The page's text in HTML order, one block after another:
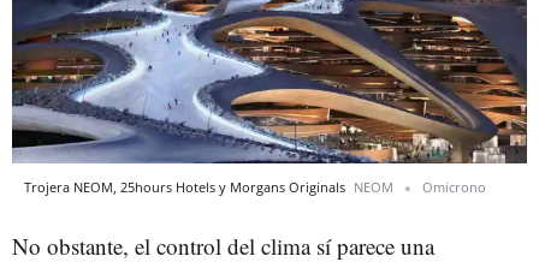
Trojera NEOM, 25hours Hotels y Morgans Originals NEOM Omicrono
No obstante, el control del clima sí parece una